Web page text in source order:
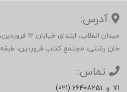
آدرس:
میدان انقلاب،
خان رشتی، مجتمع کتاب فروردین، طبقه
تماس:
(021) 66408251 و 71